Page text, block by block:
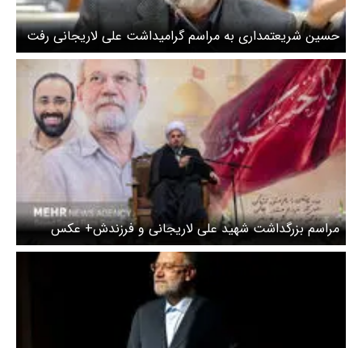
حسین شریعتمداری به مراسم گرامیداشت علی لاریجانی رفت
+ عکس
مراسم بزرگداشت شهید علی لاریجانی و فرزندش+ عکس